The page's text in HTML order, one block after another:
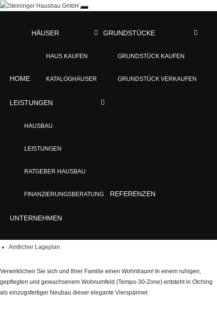
HOME
HÄUSER
HAUS KAUFEN
KATALOGHÄUSER
GRUNDSTÜCKE
GRUNDSTÜCK KAUFEN
GRUNDSTÜCK VERKAUFEN
LEISTUNGEN
HAUSBAU
LEISTUNGEN
RATGEBER HAUSBAU
FINANZIERUNGSBERATUNG REFERENZEN
UNTERNEHMEN
Fürstenfeldbruck
127 m²
Details
Amtlicher Lageplan
Verwirklichen Sie sich und Ihrer Familie einen Wohntraum! In einem ruhigen,
gepflegten und gewachsenem Wohnumfeld (Tempo-30-Zone) entsteht in Olching
als einzugsfertiger Neubau dieser elegante Vierspänner.